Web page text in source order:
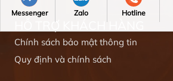
HỖ TRỢ KHÁCH HÀNG
Chính sách bảo mật thông tin
Quy định và chính sách
Messenger Zalo Hotline